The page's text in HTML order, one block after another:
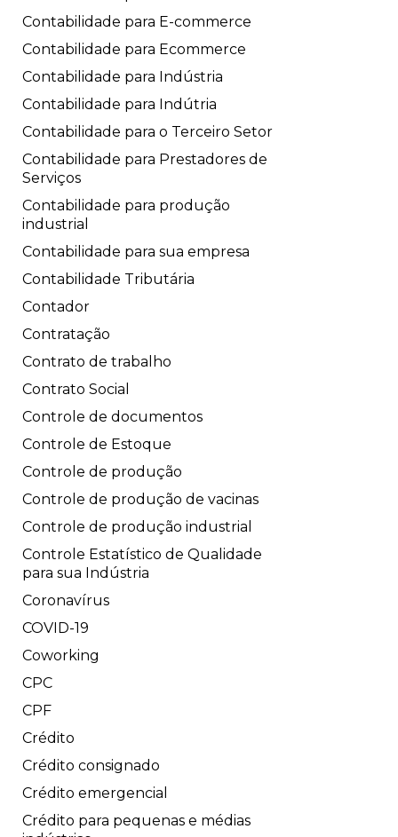
Contabilidade para E-commerce
Contabilidade para Ecommerce
Contabilidade para Indústria
Contabilidade para Indútria
Contabilidade para o Terceiro Setor
Contabilidade para Prestadores de
Serviços
Contabilidade para produção
industrial
Contabilidade para sua empresa
Contabilidade Tributária
Contador
Contratação
Contrato de trabalho
Contrato Social
Controle de documentos
Controle de Estoque
Controle de produção
Controle de produção de vacinas
Controle de produção industrial
Controle Estatístico de Qualidade
para sua Indústria
Coronavírus
COVID-19
Coworking
CPC
CPF
Crédito
Crédito consignado
Crédito emergencial
Crédito para pequenas e médias